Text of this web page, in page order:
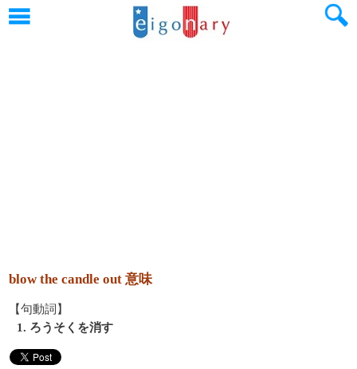
blow the candle out 意味
【句動詞】
1. ろうそくを消す